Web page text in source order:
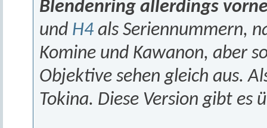
Blendenring allerdings
und H4 als Seriennummern,
Komine und Kawanon, aber
Objektive sehen gleich aus.
Tokina. Diese Version gibt es